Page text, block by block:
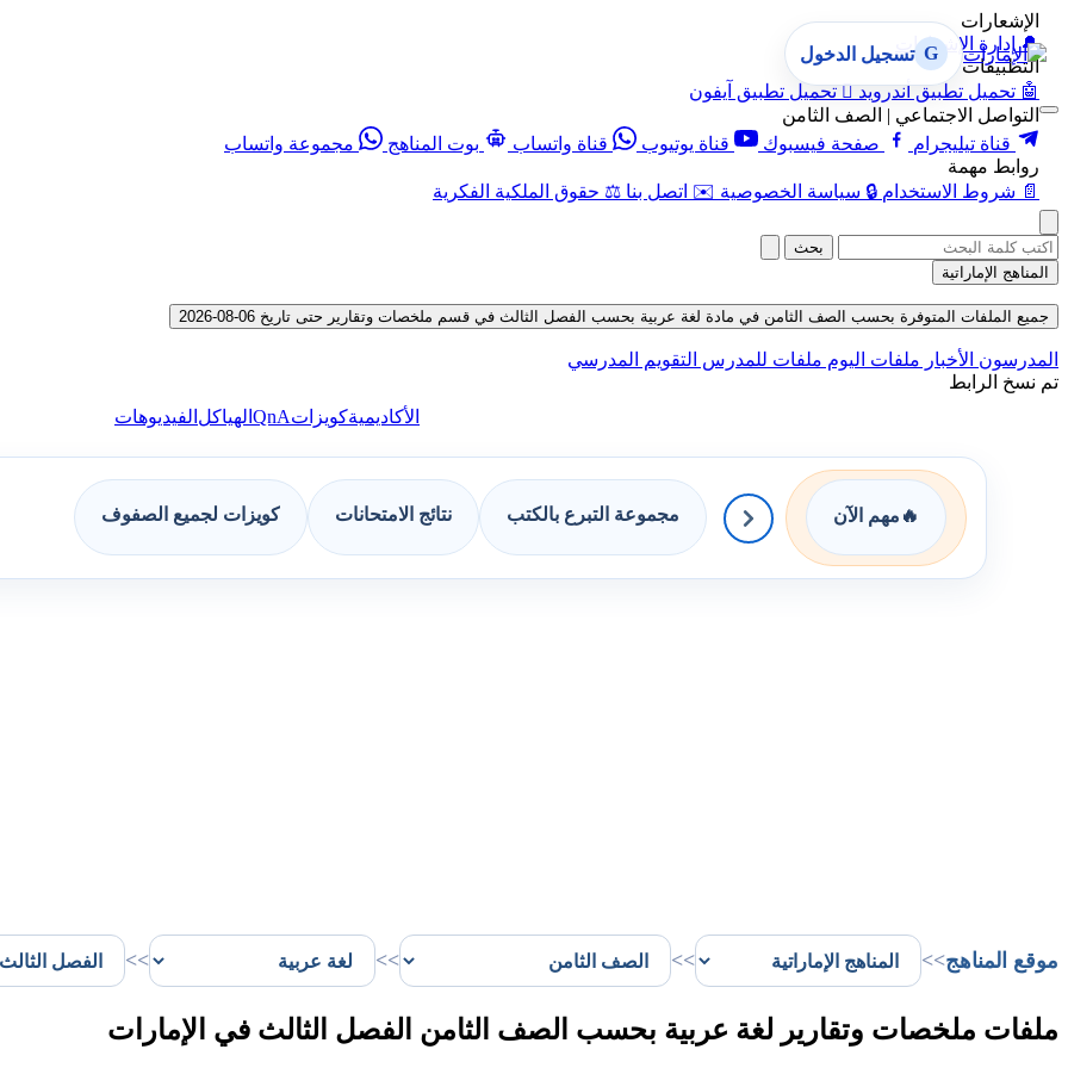
الإشعارات
🔔 إدارة الإشعارات
التطبيقات
🤖 تحميل تطبيق أندرويد  تحميل تطبيق آيفون
التواصل الاجتماعي | الصف الثامن
قناة تيليجرام
صفحة فيسبوك قناة يوتيوب قناة واتساب بوت المناهج
مجموعة واتساب
روابط مهمة
📄 شروط الاستخدام 🔒 سياسة الخصوصية ✉️ اتصل بنا ⚖️ حقوق الملكية الفكرية
G تسجيل الدخول
بحث
المناهج الإماراتية
جميع الملفات المتوفرة بحسب الصف الثامن في مادة لغة عربية بحسب الفصل الثالث في قسم ملخصات وتقارير حتى تاريخ 06-08-2026
المدرسون الأخبار ملفات اليوم ملفات للمدرس التقويم المدرسي
تم نسخ الرابط
الأكاديميةكويزاتQnA الهياكل الفيديوهات
🔥 مهم الآن مجموعة التبرع بالكتب نتائج الامتحانات كويزات لجميع الصفوف
موقع المناهج>>
>>
>>
>>
ملفات ملخصات وتقارير لغة عربية بحسب الصف الثامن الفصل الثالث في الإمارات